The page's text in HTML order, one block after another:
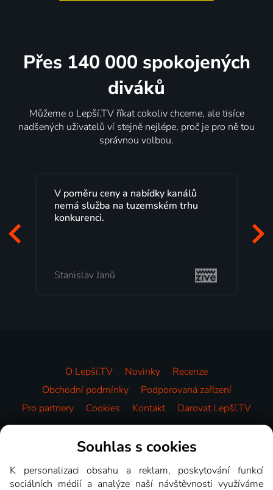
Přes 140 000 spokojených
diváků
Můžeme o Lepší.TV říkat cokoliv chceme, ale tisíce
nadšených uživatelů ví stejně nejlépe, proč je pro ně tou
správnou volbou.
V poměru ceny a nabídky kanálů
nemá služba na tuzemském trhu
konkurenci.
Stanislav Janů
začátek
mi
O Lepší.TV Novinky
Recenze
Obchodní podmínky
Podporovaná zařízení
Pro partnery
Cookies Kontakt Darovat Lepší.TV
Videotéka
Souhlas s cookies
K personalizaci obsahu a reklam, poskytování funkcí
sociálních médií a analýze naší návštěvnosti využíváme